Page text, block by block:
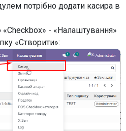
потрібно додати касира в
- «Налаштування»
«Створити»: